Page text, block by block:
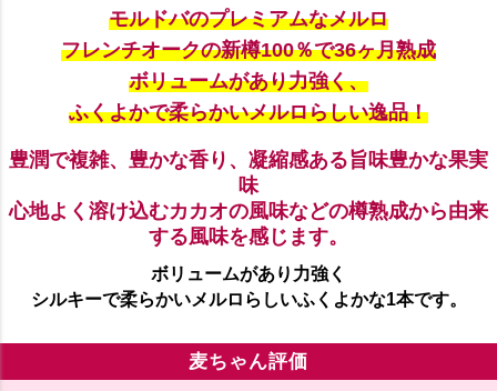
モルドバのプレミアムなメルロ
フレンチオークの新樽100％で36ヶ月熟成
ボリュームがあり力強く、
ふくよかで柔らかいメルロらしい逸品！
豊潤で複雑、豊かな香り、凝縮感ある旨味豊かな果実
味
心地よく溶け込むカカオの風味などの樽熟成から由来
する風味を感じます。
ボリュームがあり力強く
シルキーで柔らかいメルロらしいふくよかな1本です。
麦ちゃん評価